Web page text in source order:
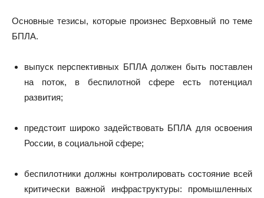
Основные тезисы, которые произнес Верховный по теме
БПЛА.
выпуск перспективных БПЛА должен быть поставлен
на поток, в беспилотной сфере есть потенциал
развития;
предстоит широко задействовать БПЛА для освоения
России, в социальной сфере;
беспилотники должны контролировать состояние всей
критически важной инфраструктуры: промышленных